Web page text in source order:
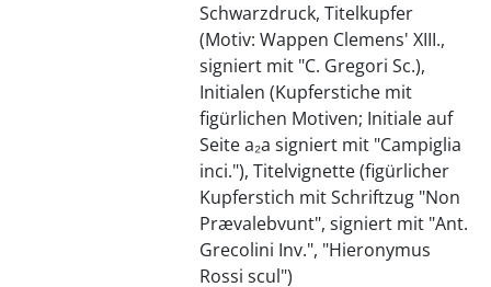
Schwarzdruck, Titelkupfer
(Motiv: Wappen Clemens' XIII.,
signiert mit "C. Gregori Sc.),
Initialen (Kupferstiche mit
figürlichen Motiven; Initiale auf
Seite a₂a signiert mit "Campiglia
inci."), Titelvignette (figürlicher
Kupferstich mit Schriftzug "Non
Prævalebvunt", signiert mit "Ant.
Grecolini Inv.", "Hieronymus
Rossi scul")